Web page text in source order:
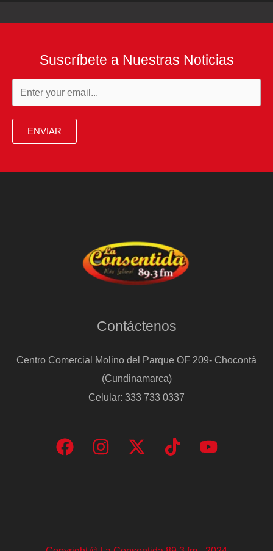
Suscríbete a Nuestras Noticias
ENVIAR
Contáctenos
Centro Comercial Molino del Parque OF 209- Chocontá
(Cundinamarca)
Celular: 333 733 0337